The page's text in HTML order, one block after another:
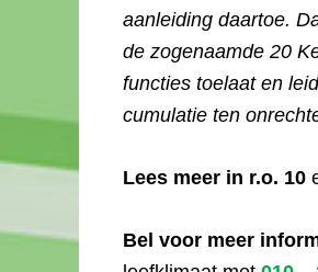
aanleiding daartoe.
de zogenaamde 20
functies toelaat en
cumulatie ten
Lees meer in r.o. 10
Bel voor meer